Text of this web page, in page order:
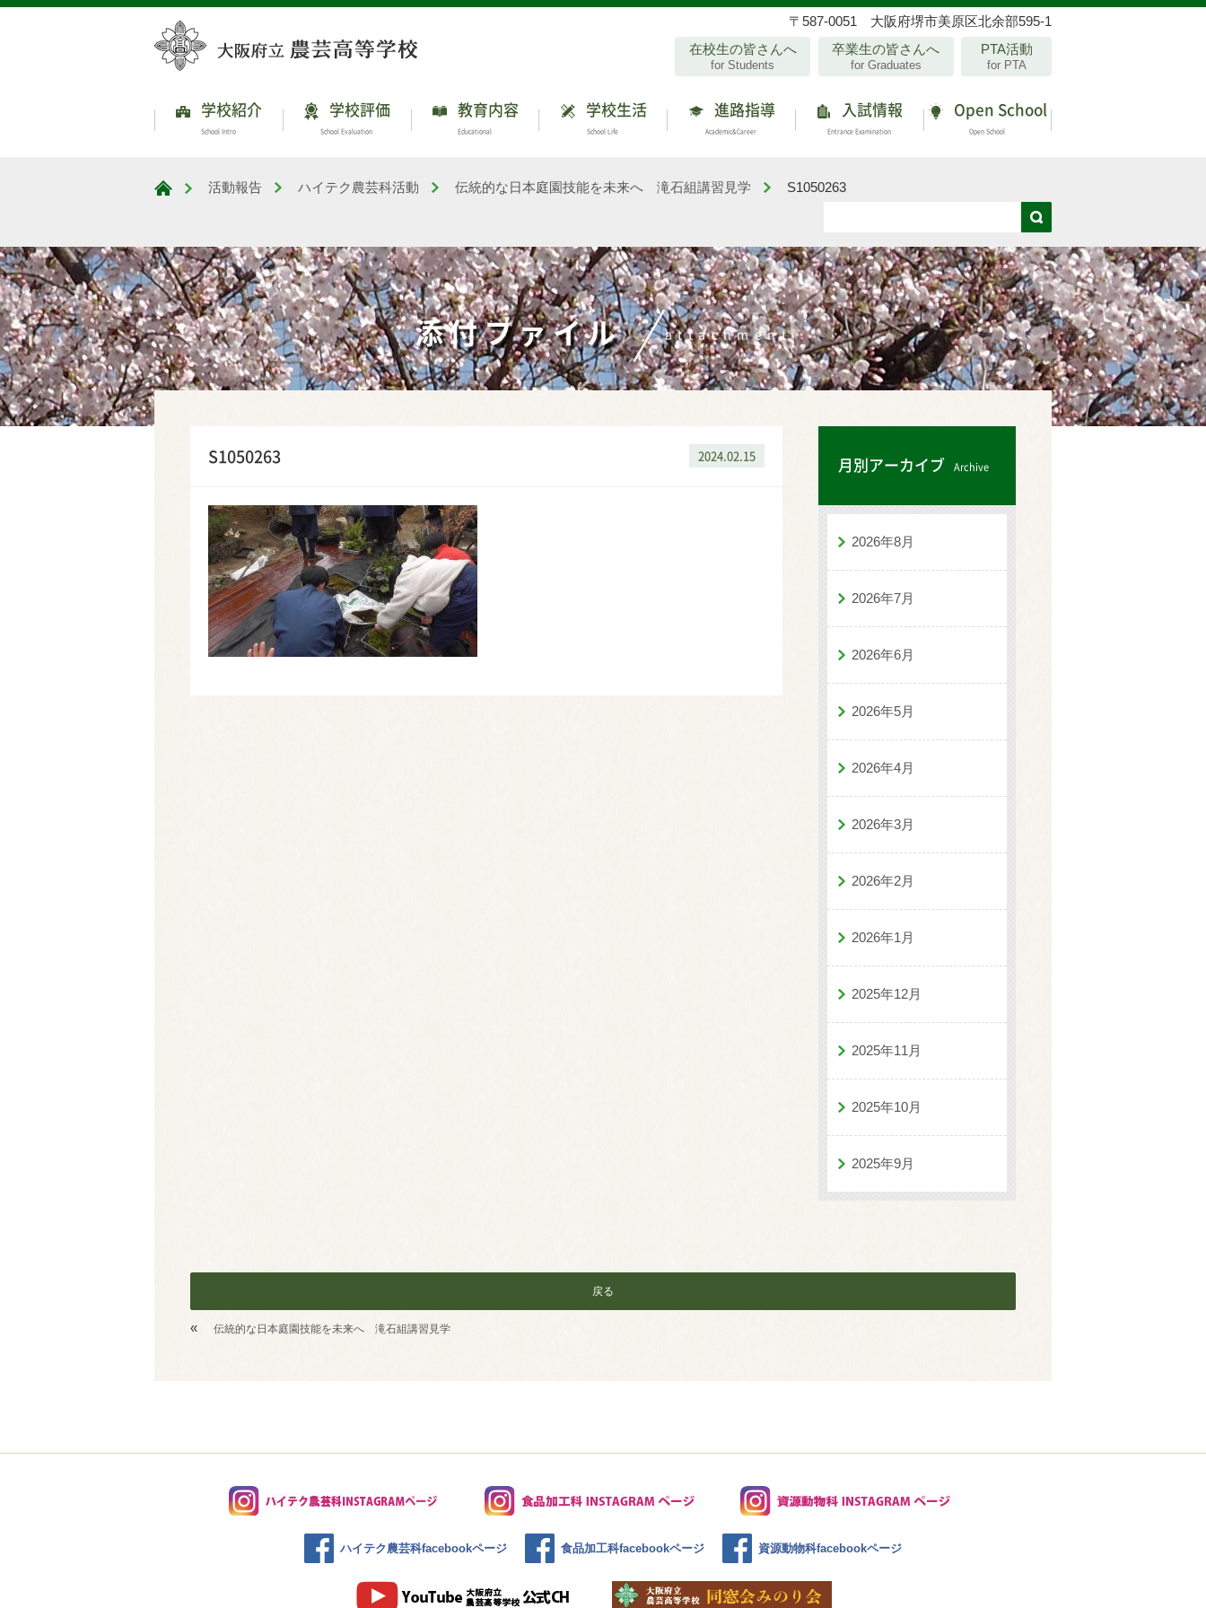
〒587-0051 大阪府堺市美原区北余部595-1
在校生の皆さんへ
for Students
卒業生の皆さんへ
for Graduates
PTA活動
for PTA
学校紹介
School Intro
学校評価
School Evaluation
教育内容
Educational
学校生活
School Life
進路指導
Academic&Career
入試情報
Entrance Examination
Open School
Open School
大阪府立農芸高等学校
活動報告 ハイテク農芸科活動 伝統的な日本庭園技能を未来へ 滝石組講習見学 S1050263
添付ファイル attachment
2024.02.15
S1050263 月別アーカイブ Archive
2026年8月
2026年7月
2026年6月
2026年5月
2026年4月
2026年3月
2026年2月
2026年1月
2025年12月
2025年11月
2025年10月
2025年9月
戻る
« 伝統的な日本庭園技能を未来へ 滝石組講習見学
ハイテク農芸科facebookページ 食品加工科facebookページ 資源動物科facebookページ